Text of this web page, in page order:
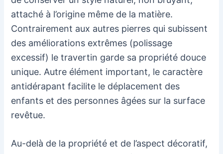
attaché à l’origine même de la matière.
Contrairement aux autres pierres qui subissent
des améliorations extrêmes (polissage
excessif) le travertin garde sa propriété douce
unique. Autre élément important, le caractère
antidérapant facilite le déplacement des
enfants et des personnes âgées sur la surface
revêtue.
Au-delà de la propriété et de l’aspect décoratif,